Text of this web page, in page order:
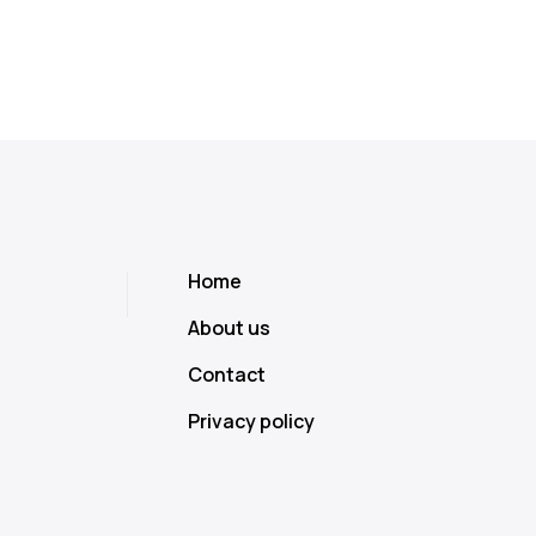
Home
About us
Contact
Privacy policy